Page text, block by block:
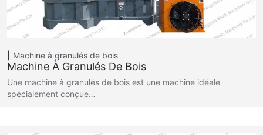
Machine à granulés de bois
Machine À Granulés De Bois
Une machine à granulés de bois est une machine idéale
spécialement conçue…